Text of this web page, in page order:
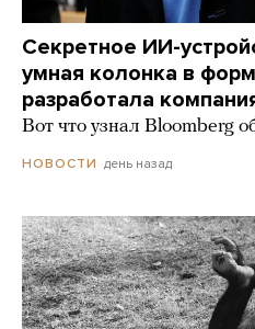
Секретное ИИ-
умная колонка в
разработала
Вот что узнал Bloomberg
НОВОСТИ день назад